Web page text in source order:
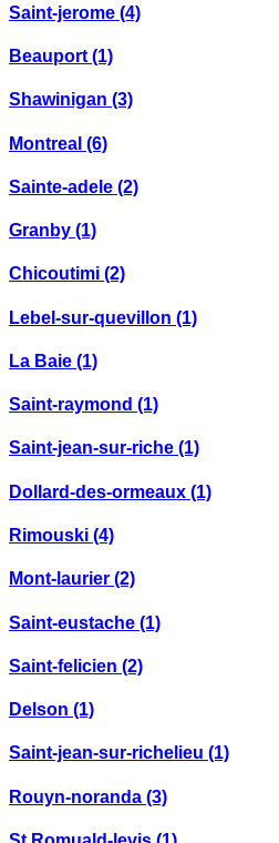
Saint-jerome (4)
Beauport (1)
Shawinigan (3)
Montreal (6)
Sainte-adele (2)
Granby (1)
Chicoutimi (2)
Lebel-sur-quevillon (1)
La Baie (1)
Saint-raymond (1)
Saint-jean-sur-riche (1)
Dollard-des-ormeaux (1)
Rimouski (4)
Mont-laurier (2)
Saint-eustache (1)
Saint-felicien (2)
Delson (1)
Saint-jean-sur-richelieu (1)
Rouyn-noranda (3)